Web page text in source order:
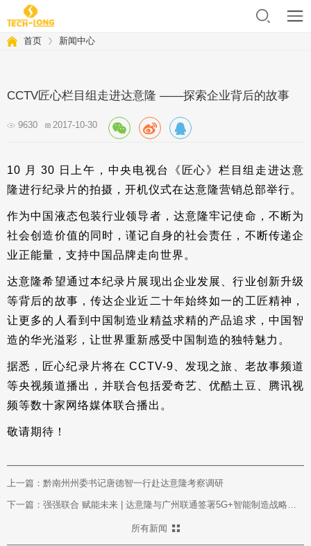
首页 新闻中心
CCTV匠心栏目组走进达意隆 ——探索企业背后的故事
9630 2017-10-30
10 月 30 日上午，中央电视台《匠心》栏目组走进达意
隆进行纪录片的拍摄，开机仪式在达意隆营销总部举行。
作为中国液态包装行业领导者，达意隆牢记使命，不断为
社会创造价值的同时，谨记自身的社会责任，不断传递企
业正能量，支持中国品牌走向世界。
达意隆希望通过本纪录片展现出企业发展、行业创新升级
等背后的故事，传达企业近二十年始终如一的工匠精神，
让更多的人看到中国制造业精益求精的产品追求，中国智
造的华光溢彩，让世界重新感受中国制造的独特魅力。
据悉，匠心纪录片将在 CCTV-9、发现之旅、老故事频道
等央视频道播出，并联合包括爱奇艺、优酷土豆、腾讯视
频等数十家网络媒体联合播出。
敬请期待！
上一篇：黔南州州委书记唐德智一行赴达意隆考察调研
下一篇：强强联合 赋能未来 | 达意隆与广州联通签署5G+智能制造战略合作协议
所有新闻